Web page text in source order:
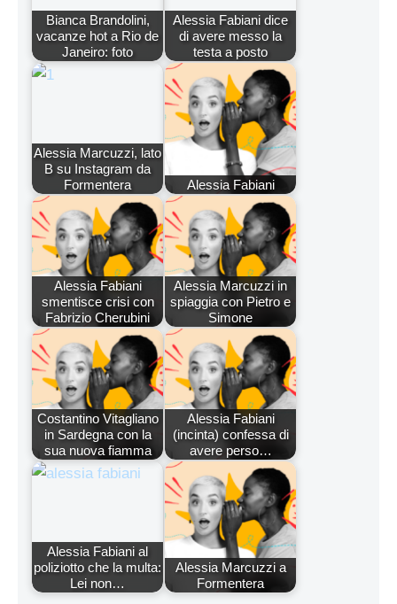
Bianca Brandolini,
vacanze hot a Rio de
Janeiro: foto
Alessia Fabiani dice
di avere messo la
testa a posto
Alessia Marcuzzi, lato
B su Instagram da
Formentera
Alessia Fabiani
Alessia Fabiani
smentisce crisi con
Fabrizio Cherubini
Alessia Marcuzzi in
spiaggia con Pietro e
Simone
Costantino Vitagliano
in Sardegna con la
sua nuova fiamma
Alessia Fabiani
(incinta) confessa di
avere perso…
Alessia Fabiani al
poliziotto che la multa:
Lei non…
Alessia Marcuzzi a
Formentera